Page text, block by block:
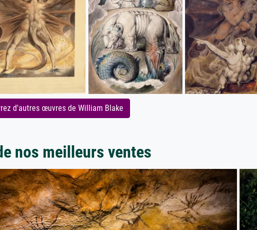
d'autres œuvres de William Blake
nos meilleurs ventes